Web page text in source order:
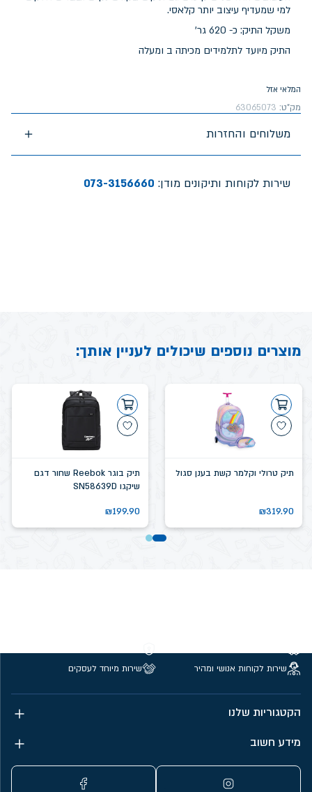
למי שמעדיף עיצוב יותר קלאסי.
משקל התיק: כ- 620 גר'
התיק מיועד לתלמידים מכיתה ב ומעלה
המלאי אזל
מק"ט: 63065073
משלוחים והחזרות
שירות לקוחות ותיקונים מודן: 073-3156660
מוצרים נוספים שיכולים לעניין אותך:
תיק טרולי וקלמר קשת בענן סגול
₪319.90
תיק בוגר Reebok שחור דגם
שיקגו SN58639D
₪199.90
שירות לקוחות אנושי ומהיר
שירות מיוחד לעסקים
הקטגוריות שלנו
מידע חשוב